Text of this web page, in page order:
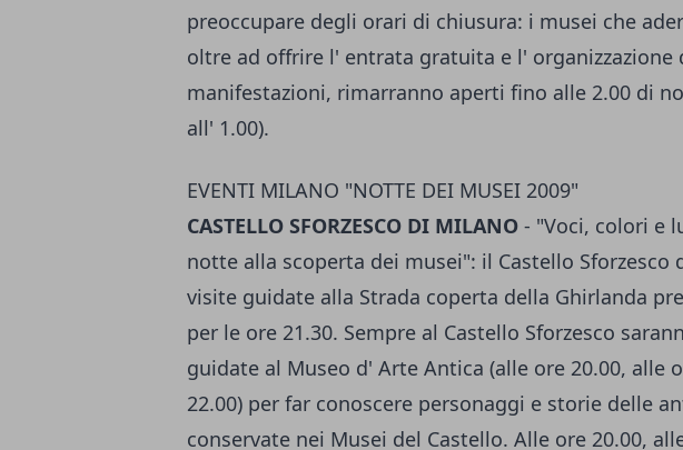
preoccupare degli orari di chiusura: i musei che
oltre ad offrire l' entrata gratuita e l' organizzazione
manifestazioni, rimarranno aperti fino alle 2.00 di
all' 1.00).
EVENTI MILANO "NOTTE DEI MUSEI 2009"
CASTELLO SFORZESCO DI MILANO - "Voci, colori e
notte alla scoperta dei musei": il Castello Sforzesco
visite guidate alla Strada coperta della Ghirlanda
per le ore 21.30. Sempre al Castello Sforzesco
guidate al Museo d' Arte Antica (alle ore 20.00, alle
22.00) per far conoscere personaggi e storie delle
conservate nei Musei del Castello. Alle ore 20.00,